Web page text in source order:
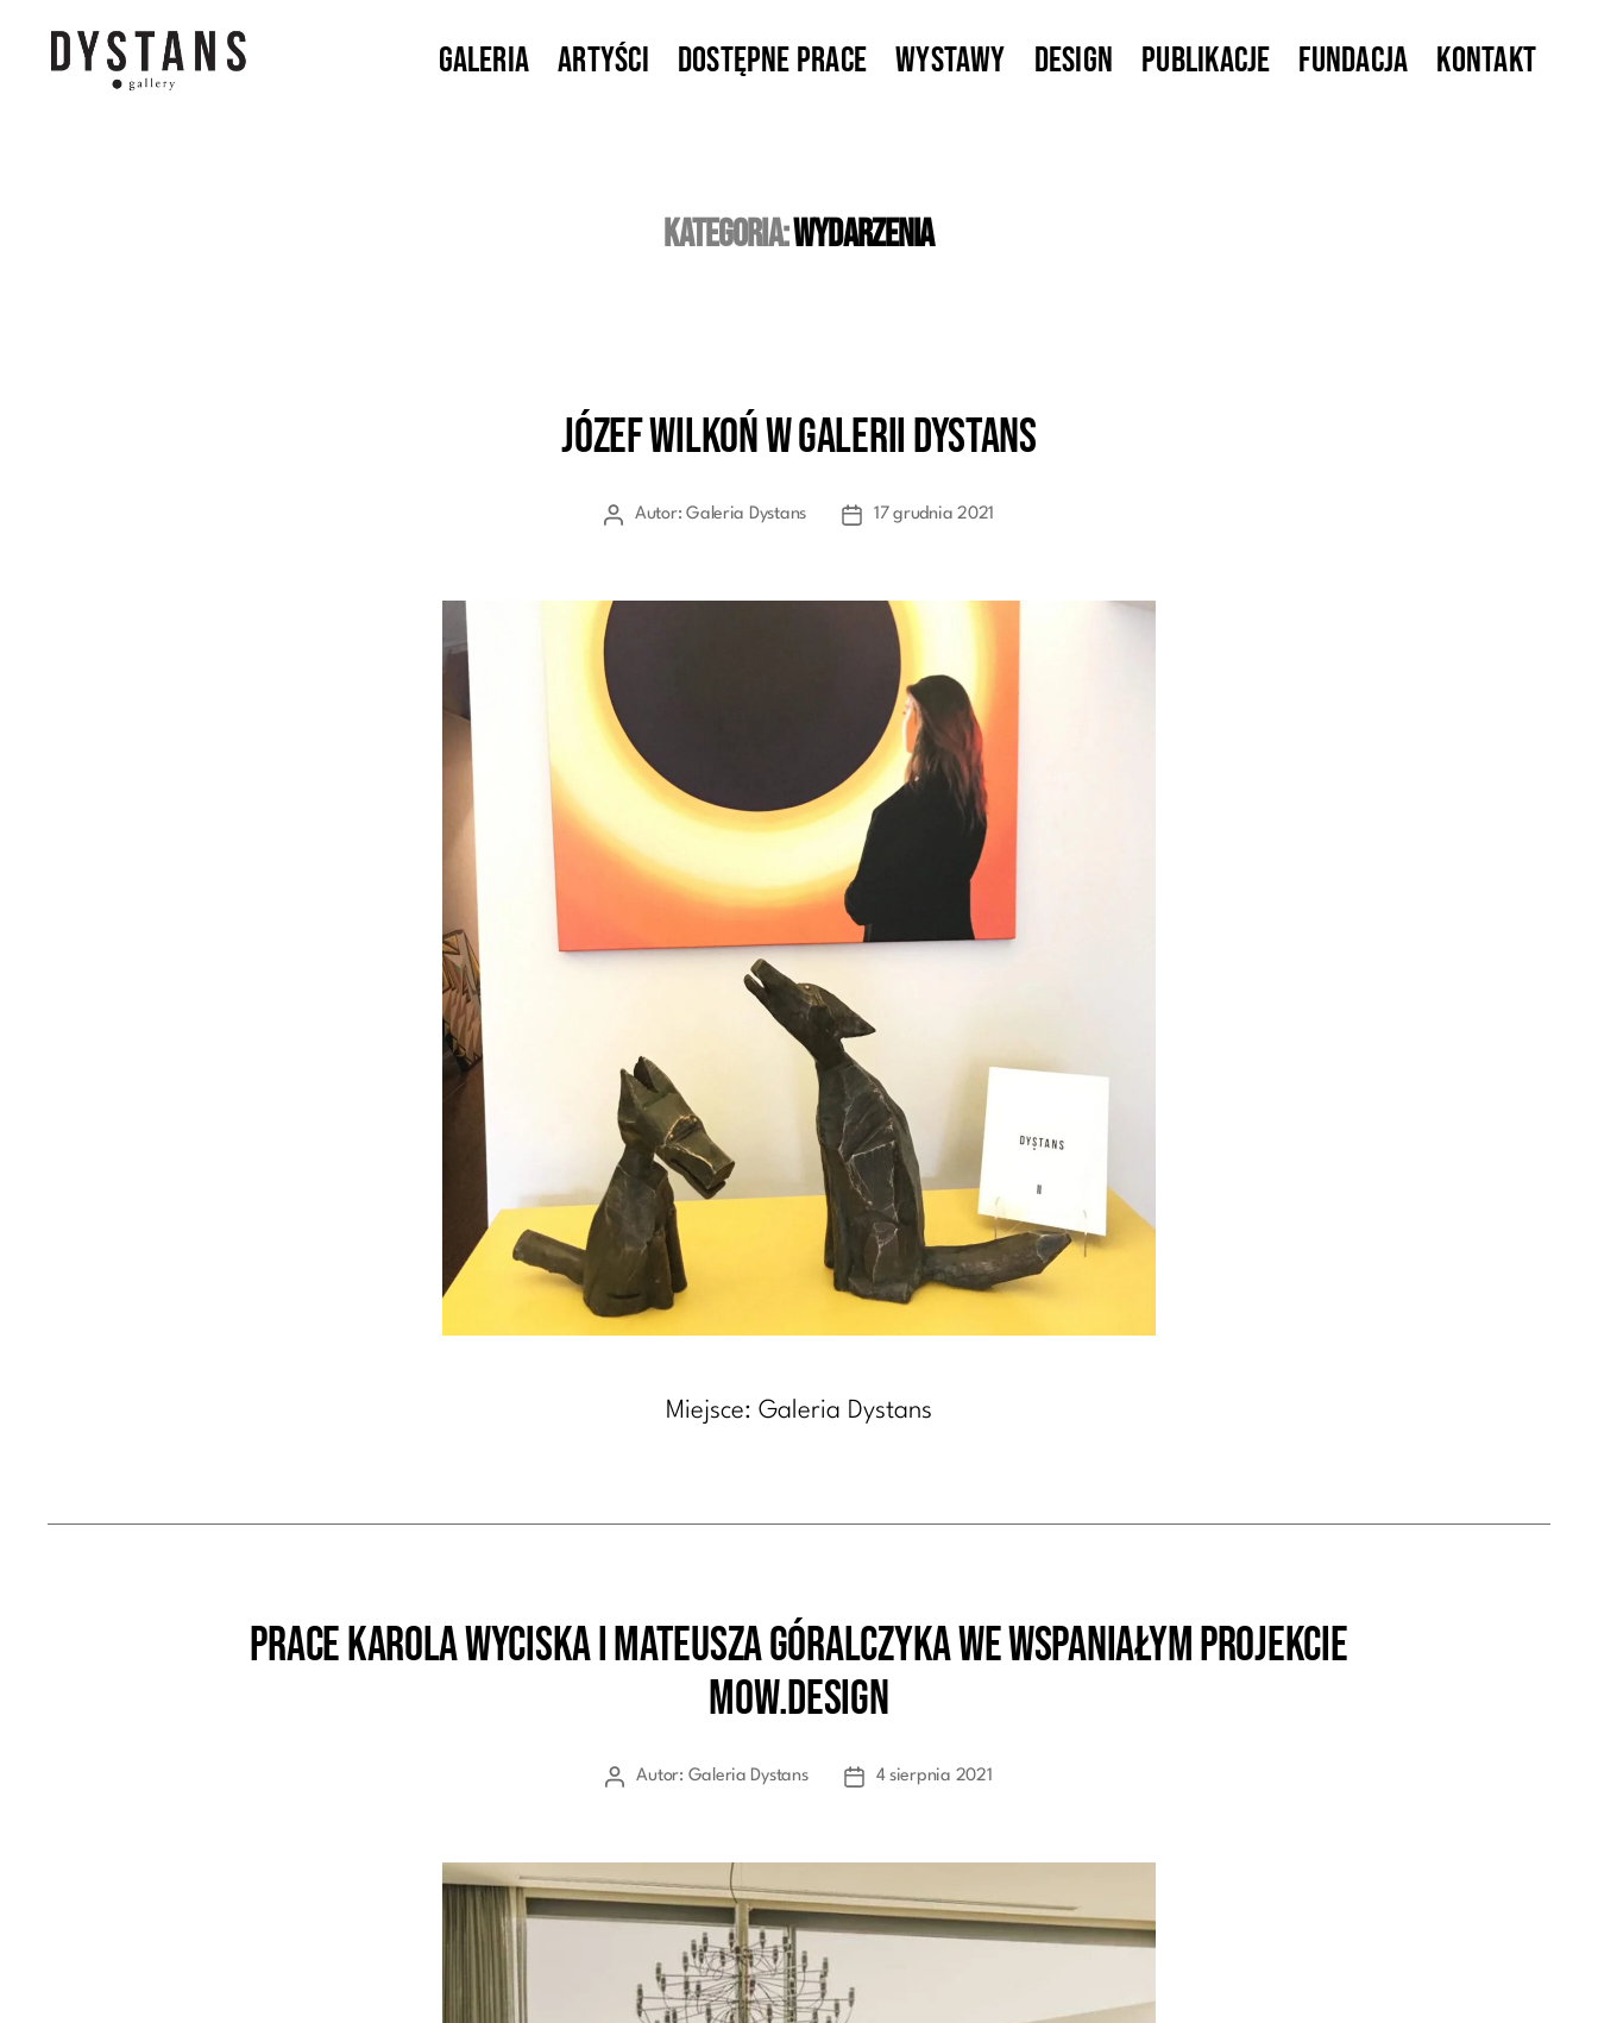
Galeria Artyści Dostępne prace Wystawy Design Publikacje Fundacja Kontakt
Kategoria:wydarzenia
Kategorie
Józef Wilkoń w Galerii Dystans
AutorAutor:Galeria Dystans
Data17 grudnia 2021
Miejsce: Galeria Dystans
Kategorie
Prace Karola Wyciska i Mateusza Góralczyka we wspaniałym projekcie
mow.design
AutorAutor: Galeria Dystans
Data4 sierpnia 2021